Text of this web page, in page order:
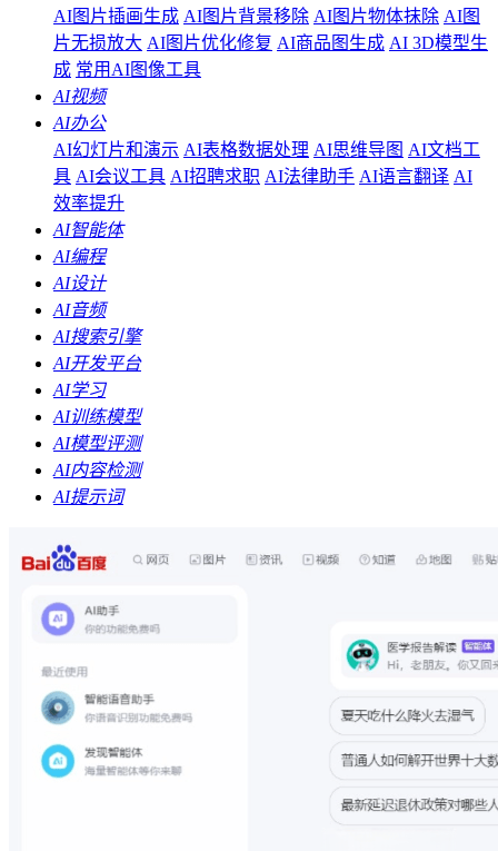
AI图片插画生成 AI图片背景移除 AI图片物体抹除 AI图
片无损放大 AI图片优化修复 AI商品图生成 AI 3D模型生
成 常用AI图像工具
AI视频
AI办公
AI幻灯片和演示 AI表格数据处理 AI思维导图 AI文档工
具 AI会议工具 AI招聘求职 AI法律助手 AI语言翻译 AI
效率提升
AI智能体
AI编程
AI设计
AI音频
AI搜索引擎
AI开发平台
AI学习
AI训练模型
AI模型评测
AI内容检测
AI提示词